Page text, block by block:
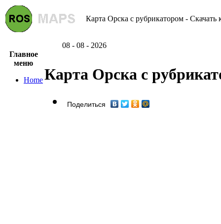
Карта Орска с рубрикатором - Скачать
08 - 08 - 2026
Главное
меню
HomeКарта Орска с
Поделиться